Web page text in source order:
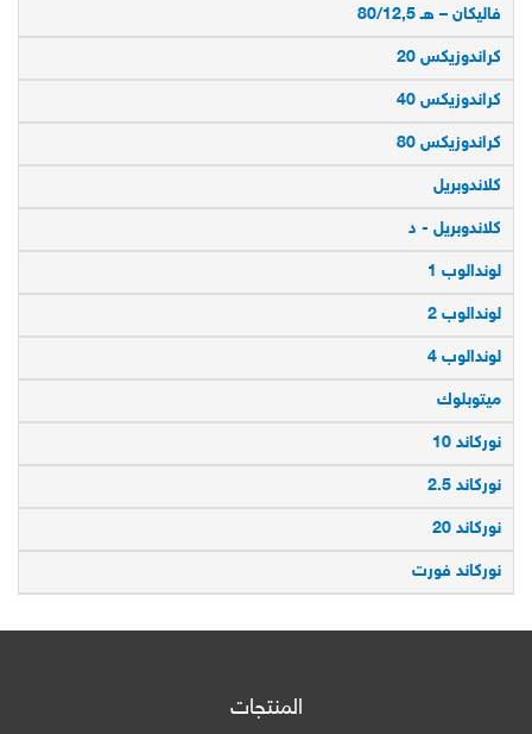
فاليكان – هـ 80/12,5
كراندوزيكس 20
كراندوزيكس 40
كراندوزيكس 80
كلاندوبريل
كلاندوبريل - د
لوندالوب 1
لوندالوب 2
لوندالوب 4
ميتوبلوك
نوركاند 10
نوركاند 2.5
نوركاند 20
نوركاند فورت
المنتجات